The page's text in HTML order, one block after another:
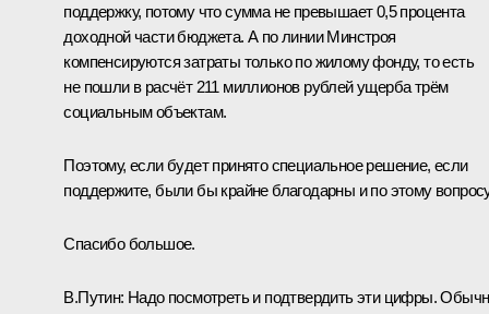
поддержку, потому что сумма не превышает 0,5 процента
доходной части бюджета. А по линии Минстроя
компенсируются затраты только по жилому фонду, то есть
не пошли в расчёт 211 миллионов рублей ущерба трём
социальным объектам.
Поэтому, если будет принято специальное решение, если
поддержите, были бы крайне благодарны и по этому
Спасибо большое.
В.Путин: Надо посмотреть и подтвердить эти цифры.